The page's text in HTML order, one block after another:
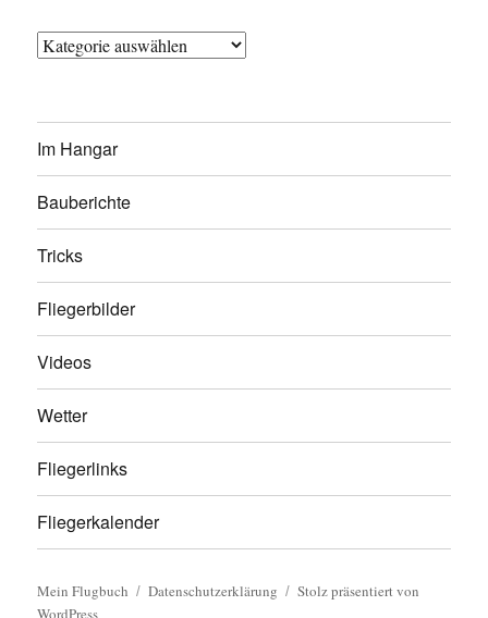
Kategorien
Im Hangar
Bauberichte
Tricks
Fliegerbilder
Videos
Wetter
Fliegerlinks
Fliegerkalender
Mein Flugbuch Datenschutzerklärung
Stolz präsentiert von
WordPress